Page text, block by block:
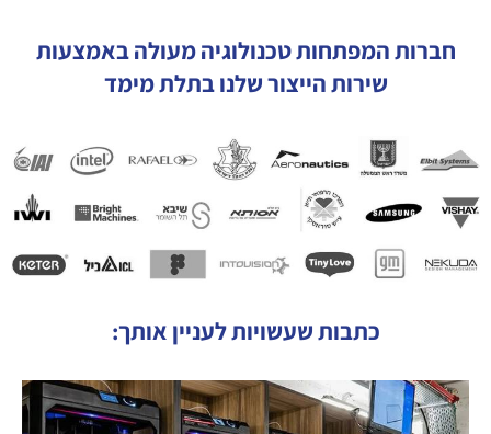
חברות המפתחות טכנולוגיה מעולה באמצעות
שירות הייצור שלנו בתלת מימד
כתבות שעשויות לעניין אותך: